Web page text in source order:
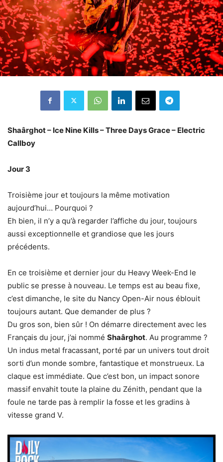
Shaârghot – Ice Nine Kills – Three Days Grace – Electric
Callboy
Jour 3
Troisième jour et toujours la même motivation
aujourd’hui… Pourquoi ?
Eh bien, il n’y a qu’à regarder l’affiche du jour, toujours
aussi exceptionnelle et grandiose que les jours
précédents.
En ce troisième et dernier jour du Heavy Week-End le
public se presse à nouveau. Le temps est au beau fixe,
c’est dimanche, le site du Nancy Open-Air nous éblouit
toujours autant. Que demander de plus ?
Du gros son, bien sûr ! On démarre directement avec les
Français du jour, j’ai nommé Shaârghot. Au programme ?
Un indus metal fracassant, porté par un univers tout droit
sorti d’un monde sombre, fantastique et monstrueux. La
claque est immédiate. Que c’est bon, un impact sonore
massif envahit toute la plaine du Zénith, pendant que la
foule ne tarde pas à remplir la fosse et les gradins à
vitesse grand V.